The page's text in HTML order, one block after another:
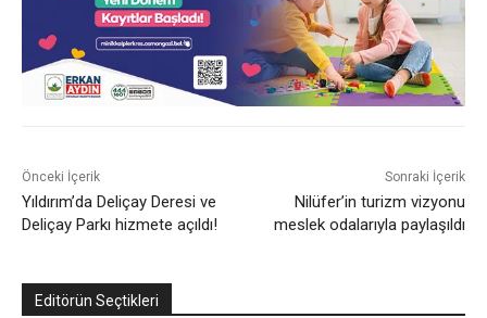
Önceki İçerik
Yıldırım’da Deliçay Deresi ve
Deliçay Parkı hizmete açıldı!
Sonraki İçerik
Nilüfer’in turizm vizyonu
meslek odalarıyla paylaşıldı
Editörün Seçtikleri